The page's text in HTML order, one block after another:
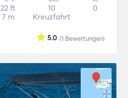
22 ft
7 m
10
Kreuzfahrt
0
(1 Bewertungen)
5.0